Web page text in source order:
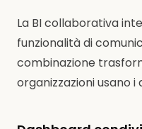
La BI collaborativa
funzionalità di
combinazione
organizzazioni usano i